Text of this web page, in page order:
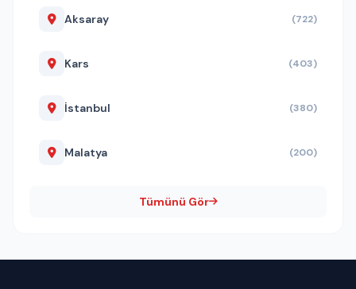
Aksaray (722)
Kars (403)
İstanbul (380)
Malatya (200)
Tümünü Gör